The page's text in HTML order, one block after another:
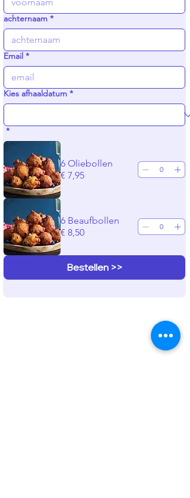
achternaam *
Email *
Kies afhaaldatum *
*
6 Oliebollen
€ 7,95
6 Beaufbollen
€ 8,50
Bestellen >>